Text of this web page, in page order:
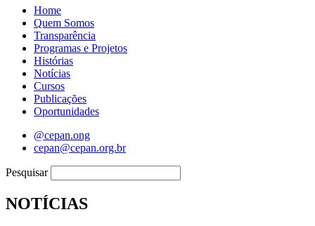
Home
Quem Somos
Transparência
Programas e Projetos
Histórias
Notícias
Cursos
Publicações
Oportunidades
@cepan.ong
cepan@cepan.org.br
Pesquisar
NOTÍCIAS